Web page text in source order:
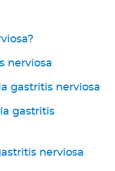
nerviosa
gastritis nerviosa
gastritis
nerviosa